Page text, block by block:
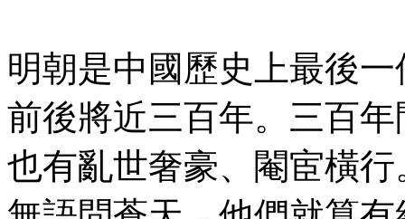
明朝是中國歷史上最後
前後將近三百年。三百
也有亂世奢豪、閹宦橫